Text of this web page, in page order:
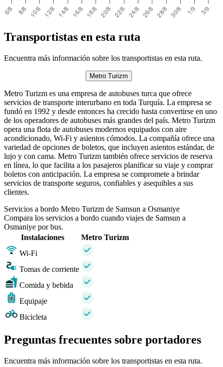
Transportistas en esta ruta
Encuentra más información sobre los transportistas en esta ruta.
Metro Turizm
Metro Turizm es una empresa de autobuses turca que ofrece
servicios de transporte interurbano en toda Turquía. La empresa se
fundó en 1992 y desde entonces ha crecido hasta convertirse en uno
de los operadores de autobuses más grandes del país. Metro Turizm
opera una flota de autobuses modernos equipados con aire
acondicionado, Wi-Fi y asientos cómodos. La compañía ofrece una
variedad de opciones de boletos, que incluyen asientos estándar, de
lujo y con cama. Metro Turizm también ofrece servicios de reserva
en línea, lo que facilita a los pasajeros planificar su viaje y comprar
boletos con anticipación. La empresa se compromete a brindar
servicios de transporte seguros, confiables y asequibles a sus
clientes.
Servicios a bordo Metro Turizm de Samsun a Osmaniye
Compara los servicios a bordo cuando viajes de Samsun a
Osmaniye por bus.
Instalaciones
Metro Turizm
Wi-Fi
Tomas de corriente
Comida y bebida
Equipaje
Bicicleta
Preguntas frecuentes sobre portadores
Encuentra más información sobre los transportistas en esta ruta.